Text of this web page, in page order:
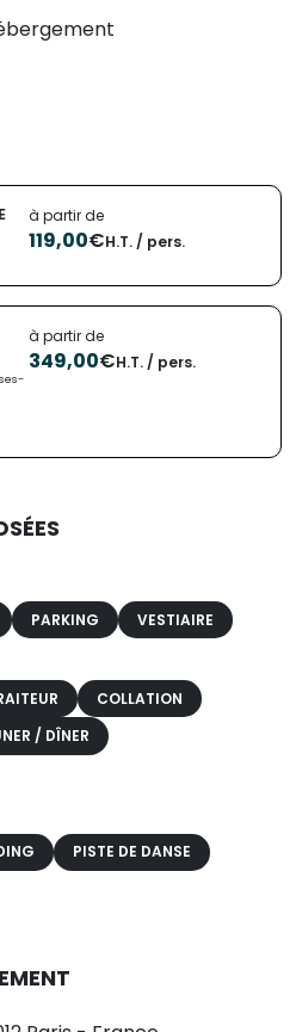
à partir de
119,00€H.T. / pers.
à partir de
349,00€H.T. / pers.
PARKING VESTIAIRE
COLLATION
/ DÎNER
PISTE DE DANSE